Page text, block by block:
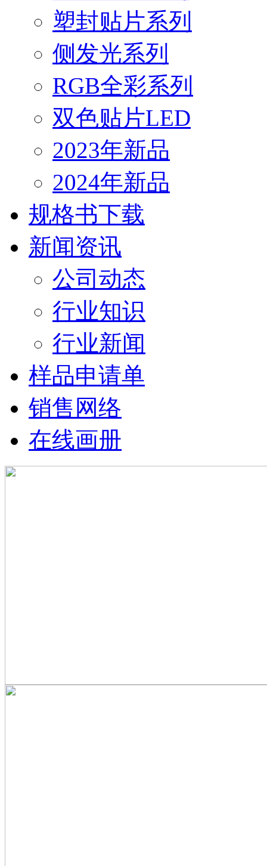
塑封贴片系列
侧发光系列
RGB全彩系列
双色贴片LED
2023年新品
2024年新品
规格书下载
新闻资讯
公司动态
行业知识
行业新闻
样品申请单
销售网络
在线画册